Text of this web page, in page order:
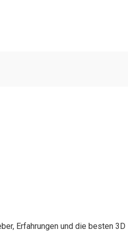
Erfahrungen und die besten